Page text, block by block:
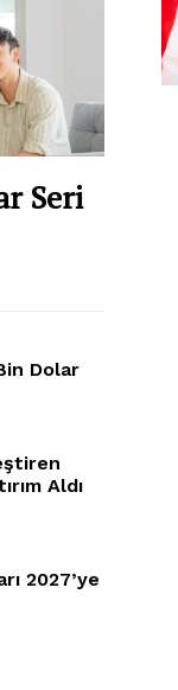
Seri
Dolar
Aldı
2027’ye